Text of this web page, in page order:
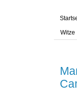
Witze